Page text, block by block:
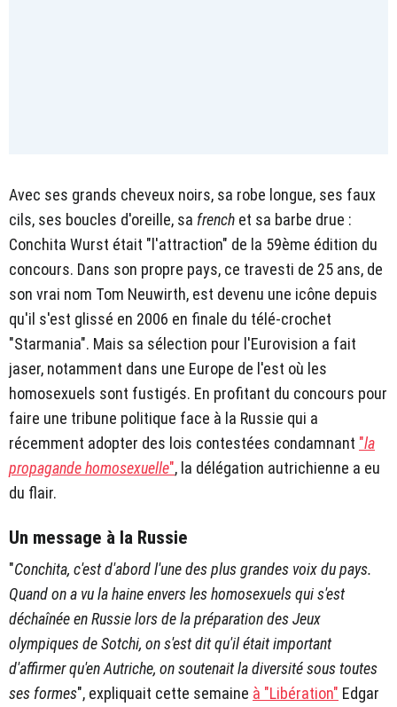
Avec ses grands cheveux noirs, sa robe longue, ses faux
cils, ses boucles d'oreille, sa french et sa barbe drue :
Conchita Wurst était "l'attraction" de la 59ème édition du
concours. Dans son propre pays, ce travesti de 25 ans, de
son vrai nom Tom Neuwirth, est devenu une icône depuis
qu'il s'est glissé en 2006 en finale du télé-crochet
"Starmania". Mais sa sélection pour l'Eurovision a fait
jaser, notamment dans une Europe de l'est où les
homosexuels sont fustigés. En profitant du concours pour
faire une tribune politique face à la Russie qui a
récemment adopter des lois contestées condamnant "la
propagande homosexuelle", la délégation autrichienne a eu
du flair.
Un message à la Russie
"Conchita, c'est d'abord l'une des plus grandes voix du pays.
Quand on a vu la haine envers les homosexuels qui s'est
déchaînée en Russie lors de la préparation des Jeux
olympiques de Sotchi, on s'est dit qu'il était important
d'affirmer qu'en Autriche, on soutenait la diversité sous toutes
ses formes", expliquait cette semaine à "Libération" Edgar